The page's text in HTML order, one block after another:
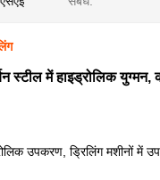
स्टील में हाइड्रोलिक युग्मन,
उपकरण, ड्रिलिंग मशीनों में